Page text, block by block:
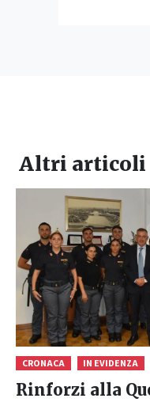
Altri articoli
CRONACA IN EVIDENZA
Rinforzi alla